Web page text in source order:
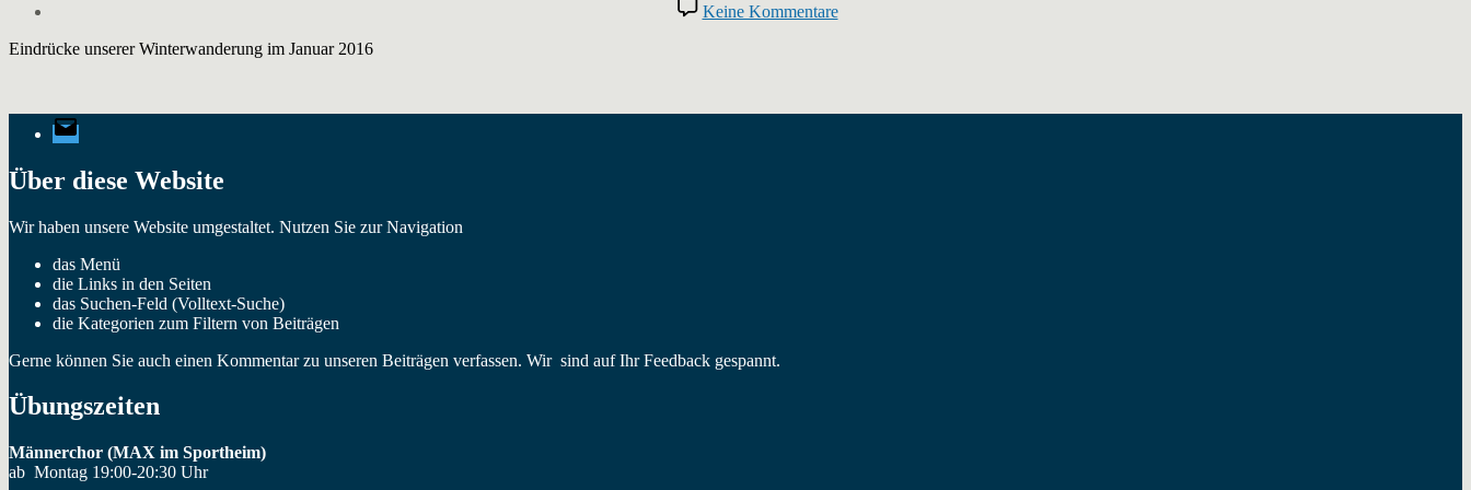
Keine Kommentarezu
Winterwanderung
Eindrücke unserer Winterwanderung im Januar 2016
E-
Mail
Über diese Website
Wir haben unsere Website umgestaltet. Nutzen Sie zur Navigation
das Menü
die Links in den Seiten
das Suchen-Feld (Volltext-Suche)
die Kategorien zum Filtern von Beiträgen
Gerne können Sie auch einen Kommentar zu unseren Beiträgen verfassen. Wir sind auf Ihr Feedback gespannt.
Übungszeiten
Männerchor (MAX im Sportheim)
ab Montag 19:00-20:30 Uhr